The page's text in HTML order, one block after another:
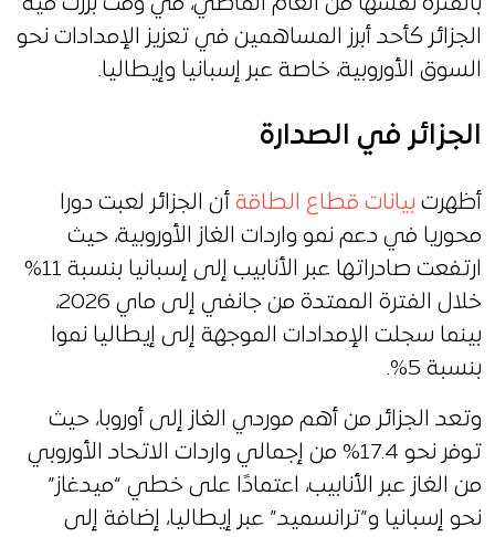
الجزائر كأحد أبرز المساهمين في تعزيز الإمدادات نحو
السوق الأوروبية، خاصة عبر إسبانيا وإيطاليا.
الجزائر في الصدارة
أظهرت بيانات قطاع الطاقة أن الجزائر لعبت دورا
محوريا في دعم نمو واردات الغاز الأوروبية، حيث
ارتفعت صادراتها عبر الأنابيب إلى إسبانيا بنسبة 11%
خلال الفترة الممتدة من جانفي إلى ماي 2026،
بينما سجلت الإمدادات الموجهة إلى إيطاليا نموا
بنسبة 5%.
وتعد الجزائر من أهم موردي الغاز إلى أوروبا، حيث
توفر نحو 17.4% من إجمالي واردات الاتحاد الأوروبي
من الغاز عبر الأنابيب، اعتمادًا على خطي “ميدغاز”
نحو إسبانيا و”ترانسميد” عبر إيطاليا، إضافة إلى